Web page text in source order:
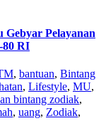
Pelayanan
80 RI
, bantuan, Bintang
, Lifestyle, MU,
bintang zodiak,
, uang, Zodiak,